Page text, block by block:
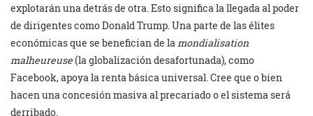
explotarán una detrás de otra. Esto significa la llegada al poder
de dirigentes como Donald Trump. Una parte de las élites
económicas que se benefician de la mondialisation
malheureuse(la globalización desafortunada), como
Facebook, apoya la renta básica universal. Cree que o bien
hacen una concesión masiva al precariado o el sistema será
derribado.